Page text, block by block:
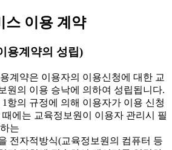
스 이용 계약
용계약의 성립)
계약은 이용자의 이용신청에 대한 교
원의 이용 승낙에 의하여 성립됩니다.
항의 규정에 의해 이용자가 이용 신청
때에는 교육정보원이 이용자 관리시 필
는
전자적방식(교육정보원의 컴퓨터 등